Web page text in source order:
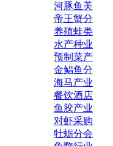
河豚鱼美
帝王蟹分
养殖蛙类
水产种业
预制菜产
金鲳鱼分
海马产业
餐饮酒店
鱼胶产业
对虾采购
牡蛎分会